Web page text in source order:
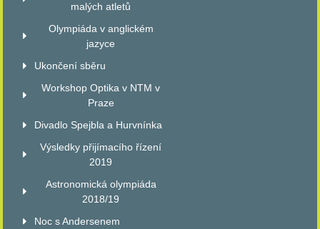
malých atletů
Olympiáda v anglickém
jazyce
Ukončení sběru
Workshop Optika v NTM v
Praze
Divadlo Spejbla a Hurvnínka
Výsledky přijímacího řízení
2019
Astronomická olympiáda
2018/19
Noc s Andersenem